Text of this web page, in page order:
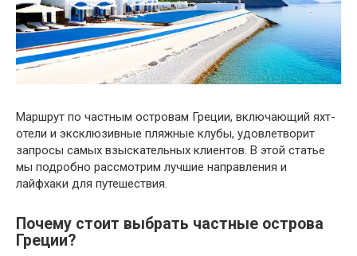
Маршрут по частным островам Греции, включающий яхт-
отели и эксклюзивные пляжные клубы, удовлетворит
запросы самых взыскательных клиентов. В этой статье
мы подробно рассмотрим лучшие направления и
лайфхаки для путешествия.
Почему стоит выбрать частные острова
Греции?